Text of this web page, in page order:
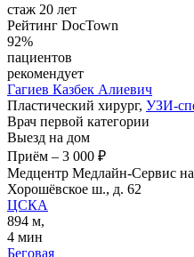
стаж 20 лет
Рейтинг DocTown
92%
пациентов
рекомендует
Гагиев Казбек Алиевич
Пластический хирург, УЗИ-
Врач первой категории
Выезд на дом
Приём – 3 000 ₽
Медцентр Медлайн-Сервис
Хорошёвское ш., д. 62
ЦСКА
894 м,
4 мин
Беговая